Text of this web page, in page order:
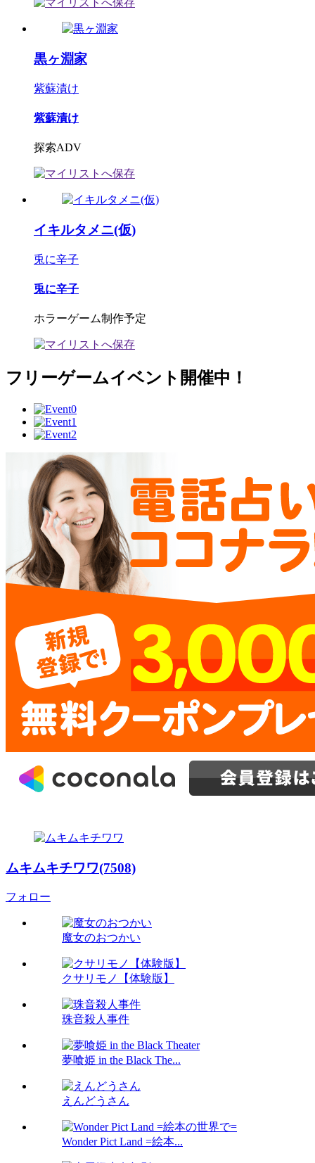
黒ヶ淵家
紫蘇漬け
紫蘇漬け
探索ADV
イキルタメニ(仮)
兎に辛子
兎に辛子
ホラーゲーム制作予定
フリーゲームイベント開催中！
ムキムキチワワ(7508)
フォロー
魔女のおつかい
クサリモノ【体験版】
珠音殺人事件
夢喰姫 in the Black The...
えんどうさん
Wonder Pict Land =絵本...